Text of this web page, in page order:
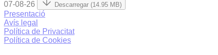
07-08-26 Descarregar (14.95 MB)
Presentació
Avís legal
Política de Privacitat
Política de Cookies